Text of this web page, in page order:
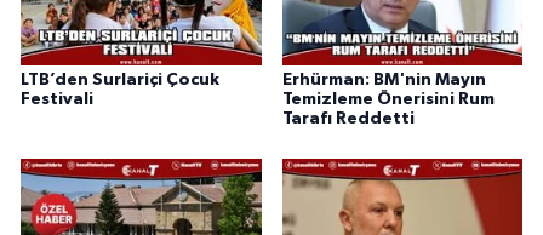
LTB’den Surlariçi Çocuk
Festivali
Erhürman: BM'nin Mayın
Temizleme Önerisini Rum
Tarafı Reddetti